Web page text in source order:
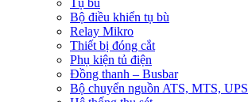
Tụ bù
Bộ điều khiển tụ bù
Relay Mikro
Thiết bị đóng cắt
Phụ kiện tủ điện
Đồng thanh – Busbar
Bộ chuyển nguồn ATS, MTS, UPS